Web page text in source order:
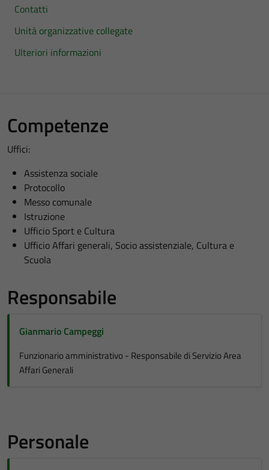
Contatti
Unità organizzative collegate
Ulteriori informazioni
Competenze
Uffici:
Assistenza sociale
Protocollo
Messo comunale
Istruzione
Ufficio Sport e Cultura
Ufficio Affari generali, Socio assistenziale, Cultura e
Scuola
Responsabile
Gianmario Campeggi
Funzionario amministrativo - Responsabile di Servizio Area
Affari Generali
Personale